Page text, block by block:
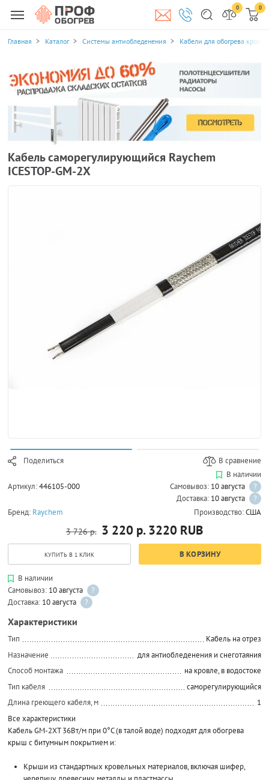
0 0
Главная Каталог Системы антиобледенения Кабели для обогрева
Кабель саморегулирующийся Raychem
ICESTOP-GM-2X
Поделиться В сравнение
Артикул:446105-000
В наличии
Самовывоз: 10 августа
?
Доставка: 10 августа
?
Бренд: Raychem Производство:США
3 726 р. 3 220 р. 3220 RUB
КУПИТЬ В 1 КЛИК В КОРЗИНУ
В наличии
Самовывоз: 10 августа
?
Доставка: 10 августа ?
Характеристики
Тип
Кабель на отрез
Назначение
для антиобледенения и снеготаяния
Способ монтажа
на кровле, в водостоке
Тип кабеля
саморегулирующийся
Длина греющего кабеля, м
1
Все характеристики
Кабель GM-2XT 36Вт/м при 0°C (в талой воде) подходят для обогрева
крыш с битумным покрытием и:
Крыши из стандартных кровельных материалов, включая шифер,